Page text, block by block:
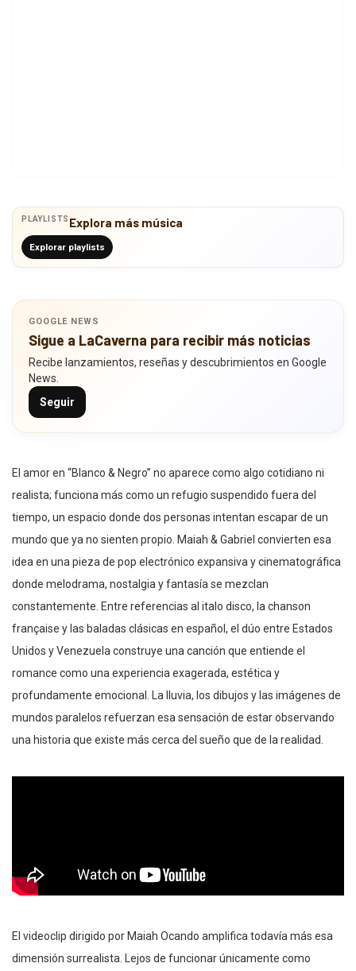
PLAYLISTS Explora más música
Explorar playlists
GOOGLE NEWS
Sigue a LaCaverna para recibir más noticias
Recibe lanzamientos, reseñas y descubrimientos en Google
News.
Seguir
El amor en “Blanco & Negro” no aparece como algo cotidiano ni
realista; funciona más como un refugio suspendido fuera del
tiempo, un espacio donde dos personas intentan escapar de un
mundo que ya no sienten propio. Maiah & Gabriel convierten esa
idea en una pieza de pop electrónico expansiva y cinematográfica
donde melodrama, nostalgia y fantasía se mezclan
constantemente. Entre referencias al italo disco, la chanson
française y las baladas clásicas en español, el dúo entre Estados
Unidos y Venezuela construye una canción que entiende el
romance como una experiencia exagerada, estética y
profundamente emocional. La lluvia, los dibujos y las imágenes de
mundos paralelos refuerzan esa sensación de estar observando
una historia que existe más cerca del sueño que de la realidad.
El videoclip dirigido por Maiah Ocando amplifica todavía más esa
dimensión surrealista. Lejos de funcionar únicamente como